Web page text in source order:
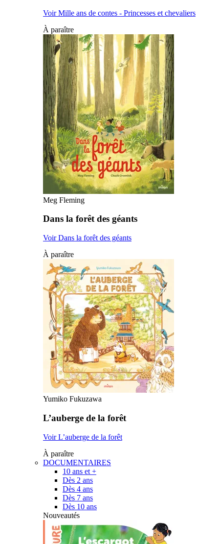
Voir Mille ans de contes - Princesses et chevaliers
À paraître
Meg Fleming
Dans la forêt des géants
Voir Dans la forêt des géants
À paraître
Yumiko Fukuzawa
L’auberge de la forêt
Voir L’auberge de la forêt
À paraître
DOCUMENTAIRES
10 ans et +
Dès 2 ans
Dès 4 ans
Dès 7 ans
Dès 10 ans
Nouveautés